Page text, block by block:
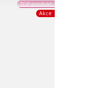
TOP produkt
Akce